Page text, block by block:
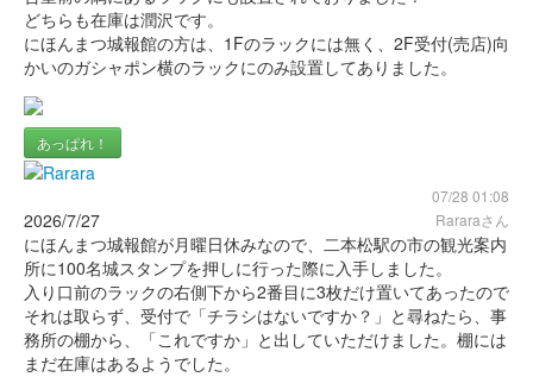
どちらも在庫は潤沢です。
にほんまつ城報館の方は、1Fのラックには無く、2F受付(売店)向
かいのガシャポン横のラックにのみ設置してありました。
あっぱれ！
07/28 01:08
Rararaさん
2026/7/27
にほんまつ城報館が月曜日休みなので、二本松駅の市の観光案内
所に100名城スタンプを押しに行った際に入手しました。
入り口前のラックの右側下から2番目に3枚だけ置いてあったので
それは取らず、受付で「チラシはないですか？」と尋ねたら、事
務所の棚から、「これですか」と出していただけました。棚には
まだ在庫はあるようでした。